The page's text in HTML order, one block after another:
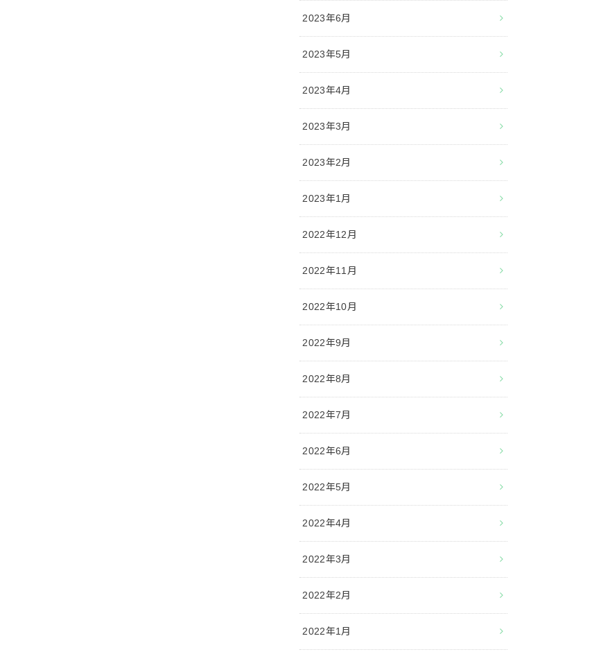
2023年6月
2023年5月
2023年4月
2023年3月
2023年2月
2023年1月
2022年12月
2022年11月
2022年10月
2022年9月
2022年8月
2022年7月
2022年6月
2022年5月
2022年4月
2022年3月
2022年2月
2022年1月